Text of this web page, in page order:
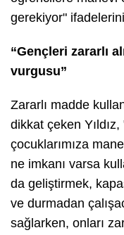
gerekiyor"
“Gençleri zararlı
vurgusu”
Zararlı madde
dikkat çeken
çocuklarımıza
ne imkanı varsa
da geliştirmek,
ve durmadan
sağlarken, onları